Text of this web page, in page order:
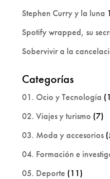
Stephen Curry y la luna
Spotify wrapped, su
Sobervivir a la
Categorías
01. Ocio y Tecnología
02. Viajes y turismo (7)
03. Moda y accesorios
04. Formación e
05. Deporte (11)